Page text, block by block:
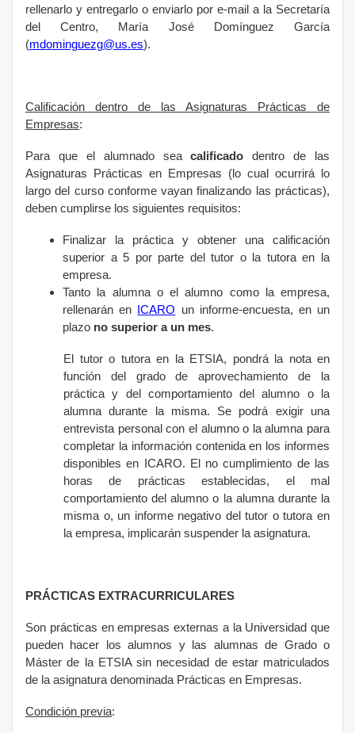
rellenarlo y entregarlo o enviarlo por e-mail a la Secretaría
del Centro, María José Domínguez García
(mdominguezg@us.es).
Calificación dentro de las Asignaturas Prácticas de
Empresas:
Para que el alumnado seacalificado dentro de las
Asignaturas Prácticas en Empresas (lo cual ocurrirá lo
largo del curso conforme vayan finalizando las prácticas),
deben cumplirse los siguientes requisitos:
Finalizar la práctica y obtener una calificación
superior a 5 por parte del tutor o la tutora en la
empresa.
Tanto la alumna o el alumno como la empresa,
rellenarán en
ICARO un informe-encuesta, en un
plazo no superior a un mes.
El tutor o tutora en la ETSIA, pondrá la nota en
función del grado de aprovechamiento de la
práctica y del comportamiento del alumno o la
alumna durante la misma. Se podrá exigir una
entrevista personal con el alumno o la alumna para
completar la información contenida en los informes
disponibles en ICARO. El no cumplimiento de las
horas de prácticas establecidas, el mal
comportamiento del alumno o la alumna durante la
misma o, un informe negativo del tutor o tutora en
la empresa, implicarán suspender la asignatura.
PRÁCTICAS EXTRACURRICULARES
Son prácticas en empresas externas a la Universidad que
pueden hacer los alumnos y las alumnas de Grado o
Máster de la ETSIA sin necesidad de estar matriculados
de la asignatura denominada Prácticas en Empresas.
Condición previa: